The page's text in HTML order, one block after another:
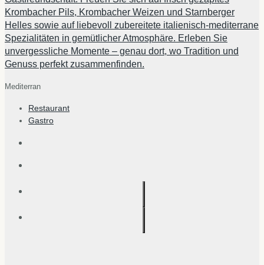
Krombacher Pils, Krombacher Weizen und Starnberger
Helles sowie auf liebevoll zubereitete italienisch-mediterrane
Spezialitäten in gemütlicher Atmosphäre. Erleben Sie
unvergessliche Momente – genau dort, wo Tradition und
Genuss perfekt zusammenfinden.
Mediterran
Restaurant
Gastro